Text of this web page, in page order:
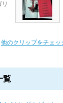
他のクリップをチェッ
覧